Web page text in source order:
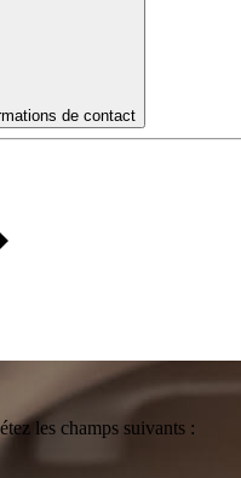
de contact